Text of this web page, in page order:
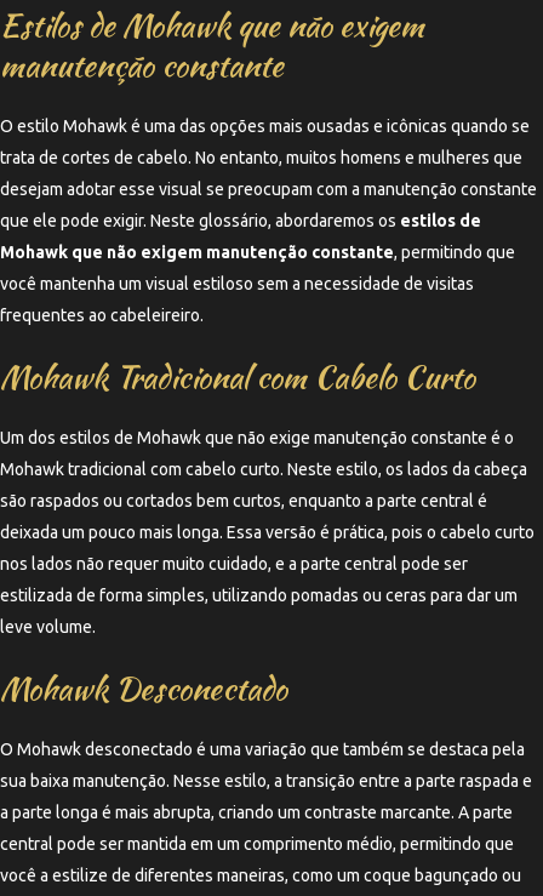
Estilos de Mohawk que não exigem
manutenção constante
O estilo Mohawk é uma das opções mais ousadas e icônicas quando se
trata de cortes de cabelo. No entanto, muitos homens e mulheres que
desejam adotar esse visual se preocupam com a manutenção constante
que ele pode exigir. Neste glossário, abordaremos os estilos de
Mohawk que não exigem manutenção constante, permitindo que
você mantenha um visual estiloso sem a necessidade de visitas
frequentes ao cabeleireiro.
Mohawk Tradicional com Cabelo Curto
Um dos estilos de Mohawk que não exige manutenção constante é o
Mohawk tradicional com cabelo curto. Neste estilo, os lados da cabeça
são raspados ou cortados bem curtos, enquanto a parte central é
deixada um pouco mais longa. Essa versão é prática, pois o cabelo curto
nos lados não requer muito cuidado, e a parte central pode ser
estilizada de forma simples, utilizando pomadas ou ceras para dar um
leve volume.
Mohawk Desconectado
O Mohawk desconectado é uma variação que também se destaca pela
sua baixa manutenção. Nesse estilo, a transição entre a parte raspada e
a parte longa é mais abrupta, criando um contraste marcante. A parte
central pode ser mantida em um comprimento médio, permitindo que
você a estilize de diferentes maneiras, como um coque bagunçado ou